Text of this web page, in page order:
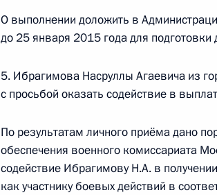
области мобильной приёмной
25 декабря 2014 года по
комиссар Московской области
Российской Федерации по приёму
О выполнении доложить в
до 25 января 2015 года для
5. Ибрагимова Насруллы Агаевича из
с просьбой оказать содействие в
По результатам личного приёма дано
обеспечения военного комиссариата
содействие Ибрагимову Н.А. в
как участнику боевых действий в